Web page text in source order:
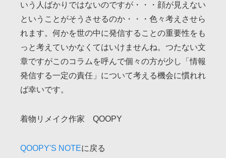
いう人ばかりではないのですが・・・顔が見えない
ということがそうさせるのか・・・色々考えさせら
れます。何かを世の中に発信することの重要性をも
っと考えていかなくてはいけませんね。つたない文
章ですがこのコラムを呼んで個々の方が少し「情報
発信する一定の責任」について考える機会に慣れれ
ば幸いです。
着物リメイク作家 QOOPY
QOOPY'S NOTEに戻る